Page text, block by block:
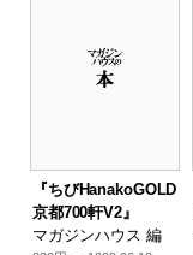
『ちびHanakoGOLD
京都700軒V2』
マガジンハウス 編